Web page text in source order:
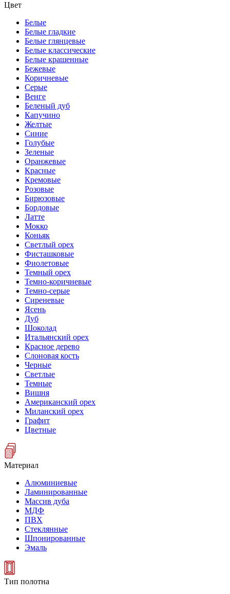
Цвет
Белые
Белые гладкие
Белые глянцевые
Белые классические
Белые крашенные
Бежевые
Коричневые
Серые
Венге
Беленый дуб
Капучино
Желтые
Синие
Голубые
Зеленые
Оранжевые
Красные
Кремовые
Розовые
Бирюзовые
Бордовые
Латте
Мокко
Коньяк
Светлый орех
Фисташковые
Фиолетовые
Темный орех
Темно-коричневые
Темно-серые
Сиреневые
Ясень
Дуб
Шоколад
Итальянский орех
Красное дерево
Слоновая кость
Черные
Светлые
Темные
Вишня
Американский орех
Миланский орех
Графит
Цветные
Материал
Алюминиевые
Ламинированные
Массив дуба
МДФ
ПВХ
Стеклянные
Шпонированные
Эмаль
Тип полотна